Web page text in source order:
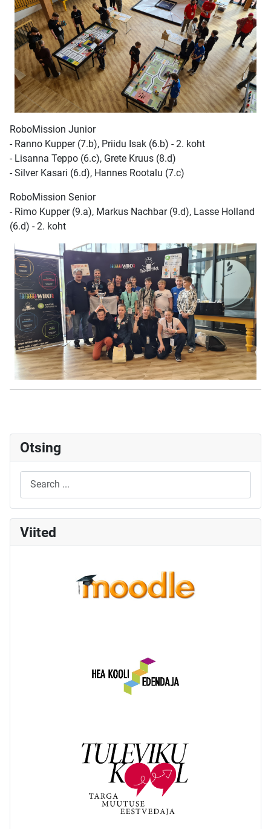
RoboMission Junior
- Ranno Kupper (7.b), Priidu Isak (6.b) - 2. koht
- Lisanna Teppo (6.c), Grete Kruus (8.d)
- Silver Kasari (6.d), Hannes Rootalu (7.c)
RoboMission Senior
- Rimo Kupper (9.a), Markus Nachbar (9.d), Lasse Holland
(6.d) - 2. koht
Otsing
Viited